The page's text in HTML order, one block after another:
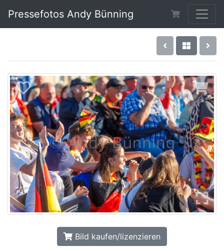
Pressefotos Andy Bünning
Bild kaufen/lizenzieren